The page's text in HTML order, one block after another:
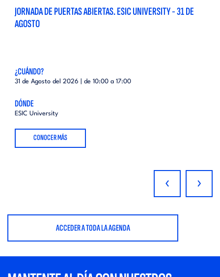
JORNADA DE PUERTAS ABIERTAS. ESIC UNIVERSITY - 31 DE
AGOSTO
¿CUÁNDO?
31 de Agosto del 2026 | de 10:00 a 17:00
DÓNDE
ESIC University
CONOCER MÁS
‹ ›
ACCEDER A TODA LA AGENDA